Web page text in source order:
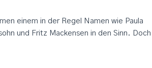
einem in der Regel Namen wie Paula
und Fritz Mackensen in den Sinn. Doch